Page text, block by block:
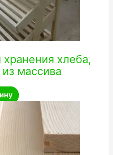
хлеба,
массива